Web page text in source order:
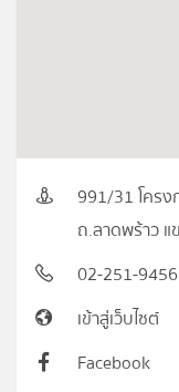
991/31 โคร
ถ.ลาดพร้าว
02-251-
เข้าสู่เว็บไซต์
Facebook